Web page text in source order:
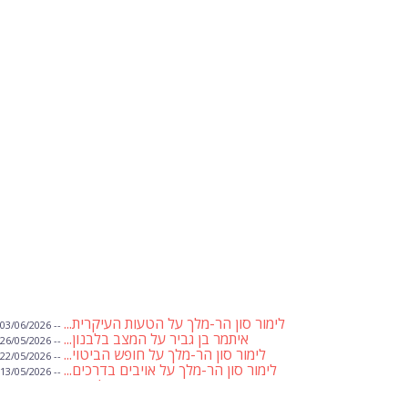
לימור סון הר-מלך על הטעות העיקרית... -- 03/06/2026
איתמר בן גביר על המצב בלבנון... -- 26/05/2026
לימור סון הר-מלך על חופש הביטוי... -- 22/05/2026
לימור סון הר-מלך על אויבים בדרכים... -- 13/05/2026
שבועת אמונים לדעאש